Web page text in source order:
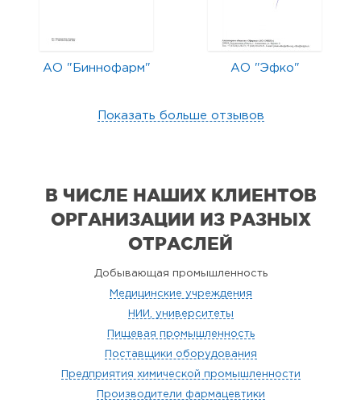
АО "Биннофарм" АО "Эфко"
Показать больше отзывов
В ЧИСЛЕ НАШИХ КЛИЕНТОВ
ОРГАНИЗАЦИИ ИЗ РАЗНЫХ
ОТРАСЛЕЙ
Добывающая промышленность
Медицинские учреждения
НИИ, университеты
Пищевая промышленность
Поставщики оборудования
Предприятия химической промышленности
Производители фармацевтики